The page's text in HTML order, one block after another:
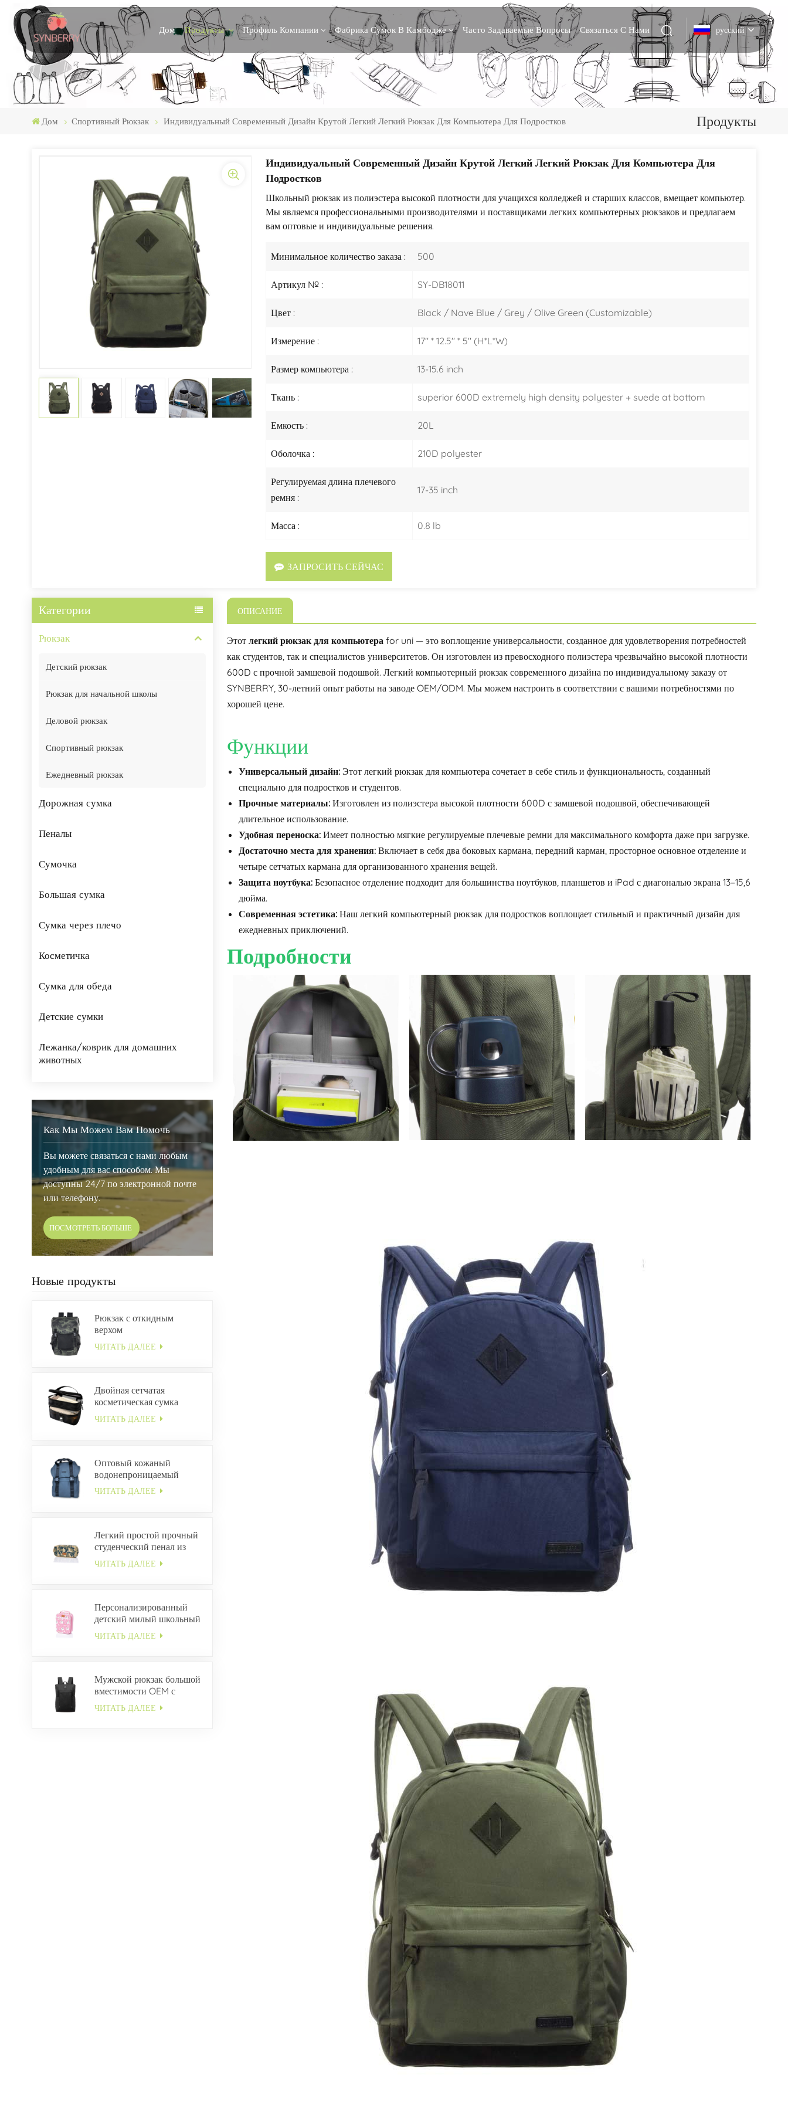
Дом Продукты Профиль Компании Фабрика Сумок В Камбодже Часто Задаваемые Вопросы Связаться С Нами русский
English
Italiano
Português
Дом Спортивный Рюкзак Индивидуальный Современный Дизайн Крутой Легкий Легкий Рюкзак Для Компьютера Для Подростков Продукты
Индивидуальный Современный Дизайн Крутой Легкий Легкий Рюкзак Для Компьютера Для
Подростков
Школьный рюкзак из полиэстера высокой плотности для учащихся колледжей и старших классов, вмещает компьютер.
Мы являемся профессиональными производителями и поставщиками легких компьютерных рюкзаков и предлагаем
вам оптовые и индивидуальные решения.
Минимальное количество заказа : 500
Артикул № : SY-DB18011
Цвет : Black / Nave Blue / Grey / Olive Green (Customizable)
Измерение : 17" * 12.5" * 5" (H*L*W)
Размер компьютера : 13-15.6 inch
Ткань : superior 600D extremely high density polyester + suede at bottom
Емкость : 20L
Оболочка : 210D polyester
Регулируемая длина плечевого
ремня :
17-35 inch
Масса : 0.8 lb
ЗАПРОСИТЬ СЕЙЧАС
Категории
Рюкзак
Детский рюкзак
Рюкзак для начальной школы
Деловой рюкзак
Спортивный рюкзак
Ежедневный рюкзак
Дорожная сумка
Пеналы
Сумочка
Большая сумка
Сумка через плечо
Косметичка
Сумка для обеда
Детские сумки
Лежанка/коврик для домашних
животных
Как Мы Можем Вам Помочь
Вы можете связаться с нами любым
удобным для вас способом. Мы
доступны 24/7 по электронной почте
или телефону.
ПОСМОТРЕТЬ БОЛЬШЕ
Новые продукты
Рюкзак с откидным
верхом
ЧИТАТЬ ДАЛЕЕ
Двойная сетчатая
косметическая сумка
ЧИТАТЬ ДАЛЕЕ
Оптовый кожаный
водонепроницаемый
рюкзак с пряжкой
ЧИТАТЬ ДАЛЕЕ
Легкий простой прочный
студенческий пенал из
холста ODM
ЧИТАТЬ ДАЛЕЕ
Персонализированный
детский милый школьный
ланч-бокс
ЧИТАТЬ ДАЛЕЕ
Мужской рюкзак большой
вместимости OEM с
несколькими карманами
ЧИТАТЬ ДАЛЕЕ
ОПИСАНИЕ
Этот легкий рюкзак для компьютера for uni — это воплощение универсальности, созданное для удовлетворения потребностей
как студентов, так и специалистов университетов. Он изготовлен из превосходного полиэстера чрезвычайно высокой плотности
600D с прочной замшевой подошвой. Легкий компьютерный рюкзак современного дизайна по индивидуальному заказу от
SYNBERRY, 30-летний опыт работы на заводе OEM/ODM. Мы можем настроить в соответствии с вашими потребностями по
хорошей цене.
Функции
Универсальный дизайн: Этот легкий рюкзак для компьютера сочетает в себе стиль и функциональность, созданный
специально для подростков и студентов.
Прочные материалы:Изготовлен из полиэстера высокой плотности 600D с замшевой подошвой, обеспечивающей
длительное использование.
Удобная переноска:Имеет полностью мягкие регулируемые плечевые ремни для максимального комфорта даже при загрузке.
Достаточно места для хранения:Включает в себя два боковых кармана, передний карман, просторное основное отделение и
четыре сетчатых кармана для организованного хранения вещей.
Защита ноутбука: Безопасное отделение подходит для большинства ноутбуков, планшетов и iPad с диагональю экрана 13–15,6
дюйма.
Современная эстетика: Наш легкий компьютерный рюкзак для подростков воплощает стильный и практичный дизайн для
ежедневных приключений.
Подробности